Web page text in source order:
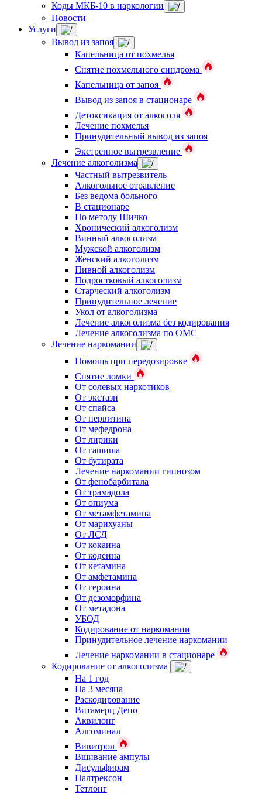
Коды МКБ-10 в наркологии
Новости
Услуги
Вывод из запоя
Капельница от похмелья
Снятие похмельного синдрома
Капельница от запоя
Вывод из запоя в стационаре
Детоксикация от алкоголя
Лечение похмелья
Принудительный вывод из запоя
Экстренное вытрезвление
Лечение алкоголизма
Частный вытрезвитель
Алкогольное отравление
Без ведома больного
В стационаре
По методу Шичко
Хронический алкоголизм
Винный алкоголизм
Мужской алкоголизм
Женский алкоголизм
Пивной алкоголизм
Подростковый алкоголизм
Старческий алкоголизм
Принудительное лечение
Укол от алкоголизма
Лечение алкоголизма без кодирования
Лечение алкоголизма по ОМС
Лечение наркомании
Помощь при передозировке
Снятие ломки
От солевых наркотиков
От экстази
От спайса
От первитина
От мефедрона
От лирики
От гашиша
От бутирата
Лечение наркомании гипнозом
От фенобарбитала
От трамадола
От опиума
От метамфетамина
От марихуаны
От ЛСД
От кокаина
От кодеина
От кетамина
От амфетамина
От героина
От дезоморфина
От метадона
УБОД
Кодирование от наркомании
Принудительное лечение наркомании
Лечение наркомании в стационаре
Кодирование от алкоголизма
На 1 год
На 3 месяца
Раскодирование
Витамерц Депо
Аквилонг
Алгоминал
Вивитрол
Вшивание ампулы
Дисульфирам
Налтрексон
Тетлонг